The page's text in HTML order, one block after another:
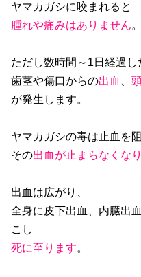
ヤマカガシに咬まれると
腫れや痛みはありません。
ただし数時間～1日経過し
歯茎や傷口からの出血 、
が発生します。
ヤマカガシの毒は止血を
その出血が止まらなくな
出血は広がり、
全身に皮下出血、内臓出
こし
死に至ります。